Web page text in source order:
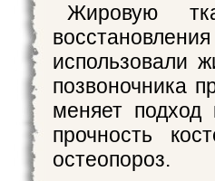
Жировую
использовали
позвоночника
меняет
прочность
остеопороз.